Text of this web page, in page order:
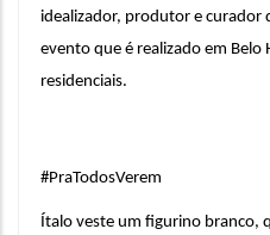
idealizador, produtor e curador
evento que é realizado em
residenciais.
#PraTodosVerem
Ítalo veste um figurino branco,